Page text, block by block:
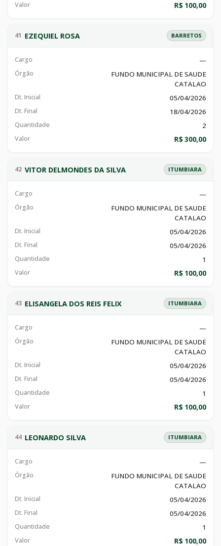
Valor R$ 100,00
41 EZEQUIEL ROSA BARRETOS
Cargo —
Órgão
FUNDO MUNICIPAL DE SAUDE
CATALAO
Dt. Inicial 05/04/2026
Dt. Final 18/04/2026
Quantidade 2
Valor R$ 300,00
42 VITOR DELMONDES DA SILVA ITUMBIARA
Cargo —
Órgão
FUNDO MUNICIPAL DE SAUDE
CATALAO
Dt. Inicial 05/04/2026
Dt. Final 05/04/2026
Quantidade 1
Valor R$ 100,00
43 ELISANGELA DOS REIS FELIX ITUMBIARA
Cargo —
Órgão
FUNDO MUNICIPAL DE SAUDE
CATALAO
Dt. Inicial 05/04/2026
Dt. Final 05/04/2026
Quantidade 1
Valor R$ 100,00
44 LEONARDO SILVA ITUMBIARA
Cargo —
Órgão
FUNDO MUNICIPAL DE SAUDE
CATALAO
Dt. Inicial 05/04/2026
Dt. Final 05/04/2026
Quantidade 1
Valor R$ 100,00